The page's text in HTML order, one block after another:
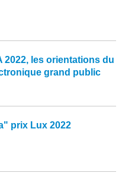
2022, les orientations du
grand public
prix Lux 2022